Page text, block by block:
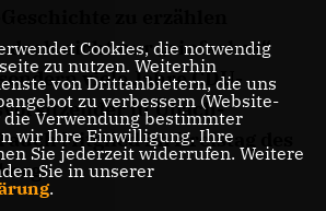
zu erzählen
doch nicht nur „einfaches“
viele Jahre CDU-
in Übach-
Mitglied im Kreistag des
Cookies, die notwendig
zu nutzen. Weiterhin
von Drittanbietern, die uns
zu verbessern (Website-
Verwendung bestimmter
wir Ihre Einwilligung. Ihre
Sie jederzeit widerrufen. Weitere
Sie in unserer
.